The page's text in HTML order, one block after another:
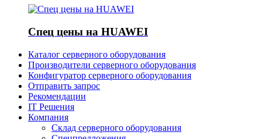
Спец цены на HUAWEI
Каталог серверного оборудования
Производители серверного оборудования
Конфигуратор серверного оборудования
Отправить запрос
Рекомендации
IT Решения
Компания
Склад серверного оборудования